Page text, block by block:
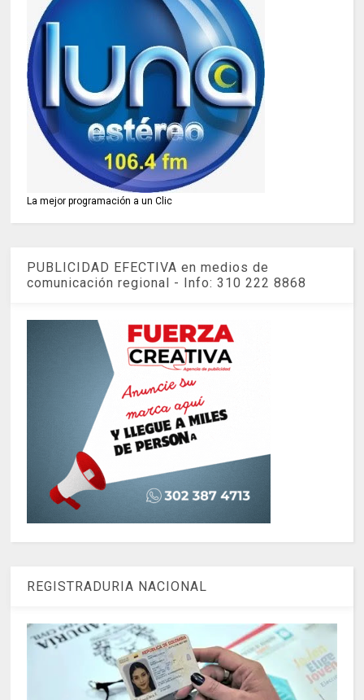
La mejor programación a un Clic
PUBLICIDAD EFECTIVA en medios de
comunicación regional - Info: 310 222 8868
REGISTRADURIA NACIONAL